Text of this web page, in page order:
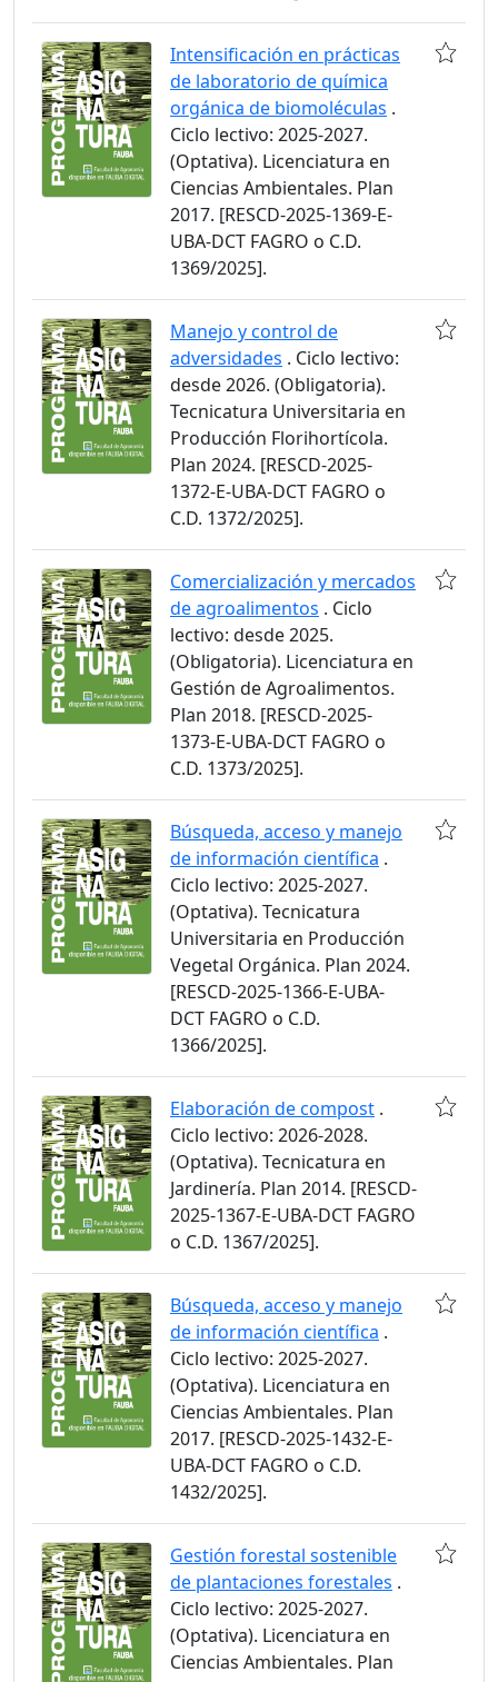
Intensificación en prácticas
de laboratorio de química
orgánica de biomoléculas .
Ciclo lectivo: 2025-2027.
(Optativa). Licenciatura en
Ciencias Ambientales. Plan
2017. [RESCD-2025-1369-E-
UBA-DCT FAGRO o C.D.
1369/2025].
Manejo y control de
adversidades . Ciclo lectivo:
desde 2026. (Obligatoria).
Tecnicatura Universitaria en
Producción Florihortícola.
Plan 2024. [RESCD-2025-
1372-E-UBA-DCT FAGRO o
C.D. 1372/2025].
Comercialización y mercados
de agroalimentos . Ciclo
lectivo: desde 2025.
(Obligatoria). Licenciatura en
Gestión de Agroalimentos.
Plan 2018. [RESCD-2025-
1373-E-UBA-DCT FAGRO o
C.D. 1373/2025].
Búsqueda, acceso y manejo
de información científica .
Ciclo lectivo: 2025-2027.
(Optativa). Tecnicatura
Universitaria en Producción
Vegetal Orgánica. Plan 2024.
[RESCD-2025-1366-E-UBA-
DCT FAGRO o C.D.
1366/2025].
Elaboración de compost .
Ciclo lectivo: 2026-2028.
(Optativa). Tecnicatura en
Jardinería. Plan 2014. [RESCD-
2025-1367-E-UBA-DCT FAGRO
o C.D. 1367/2025].
Búsqueda, acceso y manejo
de información científica .
Ciclo lectivo: 2025-2027.
(Optativa). Licenciatura en
Ciencias Ambientales. Plan
2017. [RESCD-2025-1432-E-
UBA-DCT FAGRO o C.D.
1432/2025].
Gestión forestal sostenible
de plantaciones forestales .
Ciclo lectivo: 2025-2027.
(Optativa). Licenciatura en
Ciencias Ambientales. Plan